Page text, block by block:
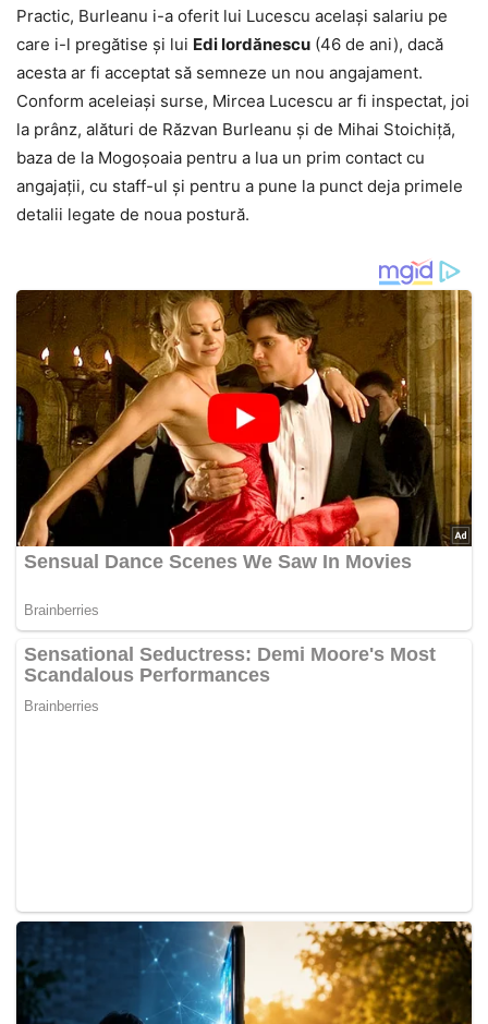
Practic, Burleanu i-a oferit lui Lucescu același salariu pe
care i-l pregătise și lui Edi Iordănescu (46 de ani), dacă
acesta ar fi acceptat să semneze un nou angajament.
Conform aceleiași surse, Mircea Lucescu ar fi inspectat, joi
la prânz, alături de Răzvan Burleanu și de Mihai Stoichiță,
baza de la Mogoșoaia pentru a lua un prim contact cu
angajații, cu staff-ul și pentru a pune la punct deja primele
detalii legate de noua postură.